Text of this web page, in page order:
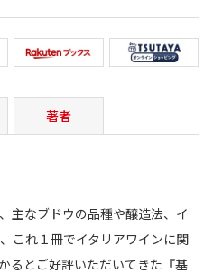
著者
主なブドウの品種や醸造法、イ
これ１冊でイタリアワインに関
るとご好評いただいてきた『基